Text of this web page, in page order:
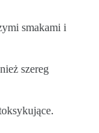
smakami i
szereg